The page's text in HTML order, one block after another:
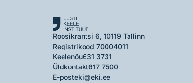
Roosikrantsi 6, 10119 Tallinn
Registrikood 70004011
Keelenõu631 3731
Üldkontakt617 7500
E-posteki@eki.ee